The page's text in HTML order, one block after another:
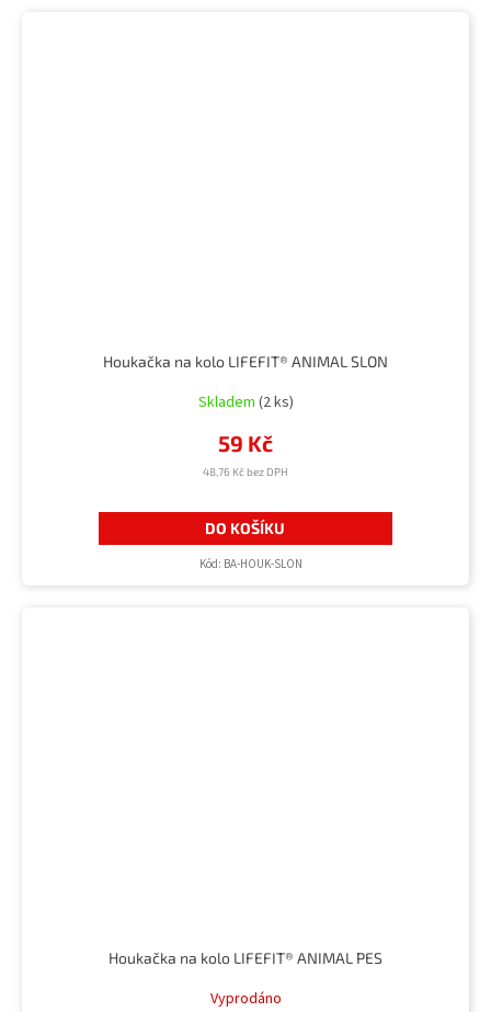
Houkačka na kolo LIFEFIT® ANIMAL SLON
Skladem (2 ks)
48,76 Kč bez DPH
59 Kč
DO KOŠÍKU
Kód: BA-HOUK-SLON
Houkačka na kolo LIFEFIT® ANIMAL PES
Vyprodáno